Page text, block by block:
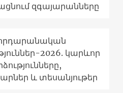
զգայարանները
2026. կարևոր
և տեսանյութեր